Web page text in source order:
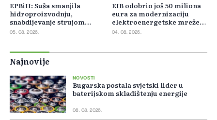
EPBiH: Suša smanjila
hidroproizvodnju,
snabdijevanje strujom
ostaje stabilno
05. 08. 2026.
EIB odobrio još 50 miliona
eura za modernizaciju
elektroenergetske mreže
Slovačke
04. 08. 2026.
Najnovije
NOVOSTI
Bugarska postala svjetski lider u
baterijskom skladištenju energije
08. 08. 2026.